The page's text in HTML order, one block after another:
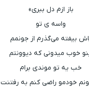
باز ازم دل ببری»
واسه ی تو
بیفته می‌گذرم از جونمم
خوب میدونی که دیوونتم
خب یه تو موندی برام
خودمو راضی کنم به رفتنت